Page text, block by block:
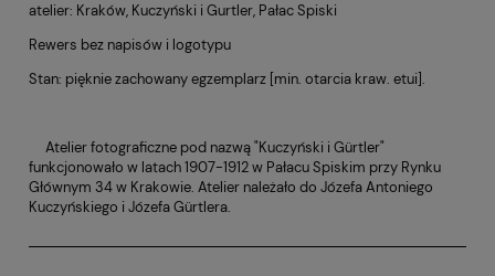
atelier: Kraków, Kuczyński i Gurtler, Pałac Spiski
Rewers bez napisów i logotypu
Stan: pięknie zachowany egzemplarz [min. otarcia kraw. etui].
Atelier fotograficzne pod nazwą "Kuczyński i Gürtler"
funkcjonowało w latach 1907-1912 w Pałacu Spiskim przy Rynku
Głównym 34 w Krakowie. Atelier należało do Józefa Antoniego
Kuczyńskiego i Józefa Gürtlera.